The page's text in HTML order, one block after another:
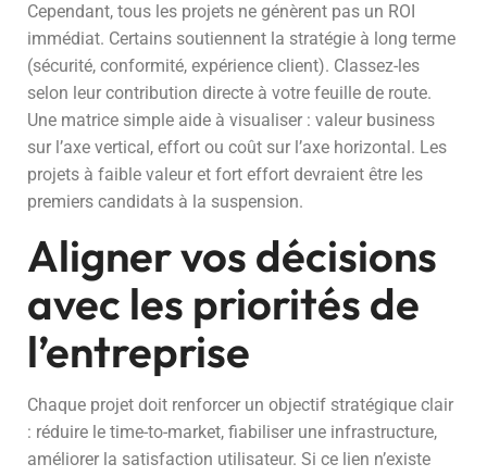
Cependant, tous les projets ne génèrent pas un ROI
immédiat. Certains soutiennent la stratégie à long terme
(sécurité, conformité, expérience client). Classez-les
selon leur contribution directe à votre feuille de route.
Une matrice simple aide à visualiser : valeur business
sur l’axe vertical, effort ou coût sur l’axe horizontal. Les
projets à faible valeur et fort effort devraient être les
premiers candidats à la suspension.
Aligner vos décisions
avec les priorités de
l’entreprise
Chaque projet doit renforcer un objectif stratégique clair
: réduire le time-to-market, fiabiliser une infrastructure,
améliorer la satisfaction utilisateur. Si ce lien n’existe